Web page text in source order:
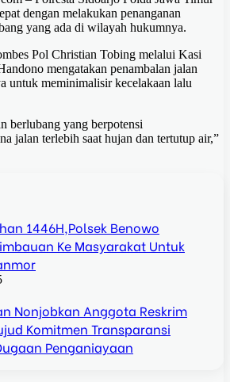
dengan melakukan penanganan
yang ada di wilayah hukumnya.
Pol Christian Tobing melalui Kasi
mengatakan penambalan jalan
untuk meminimalisir kecelakaan lalu
berlubang yang berpotensi
jalan terlebih saat hujan dan tertutup air,”
1446H,Polsek Benowo
Ke Masyarakat Untuk
Nonjobkan Anggota Reskrim
Komitmen Transparansi
Penganiayaan